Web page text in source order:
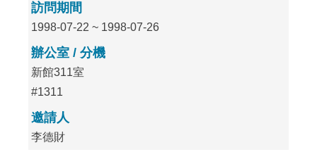
訪問期間
1998-07-22 ~ 1998-07-26
辦公室 / 分機
新館311室
#1311
邀請人
李德財